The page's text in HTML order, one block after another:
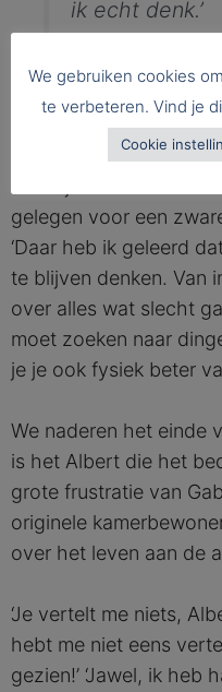
ik echt denk.’
‘Ik herken het stuk
vertellen over wat hij
gelegen voor een
‘Daar heb ik geleerd
te blijven denken. Van
over alles wat slecht
moet zoeken naar
je je ook fysiek beter
We naderen het einde
is het Albert die het
grote frustratie van
originele
over het leven aan de
‘Je vertelt me niets,
hebt me niet eens
gezien!’ ‘Jawel, ik heb
We gebruiken cookies
te verbeteren. Vind je
Cookie